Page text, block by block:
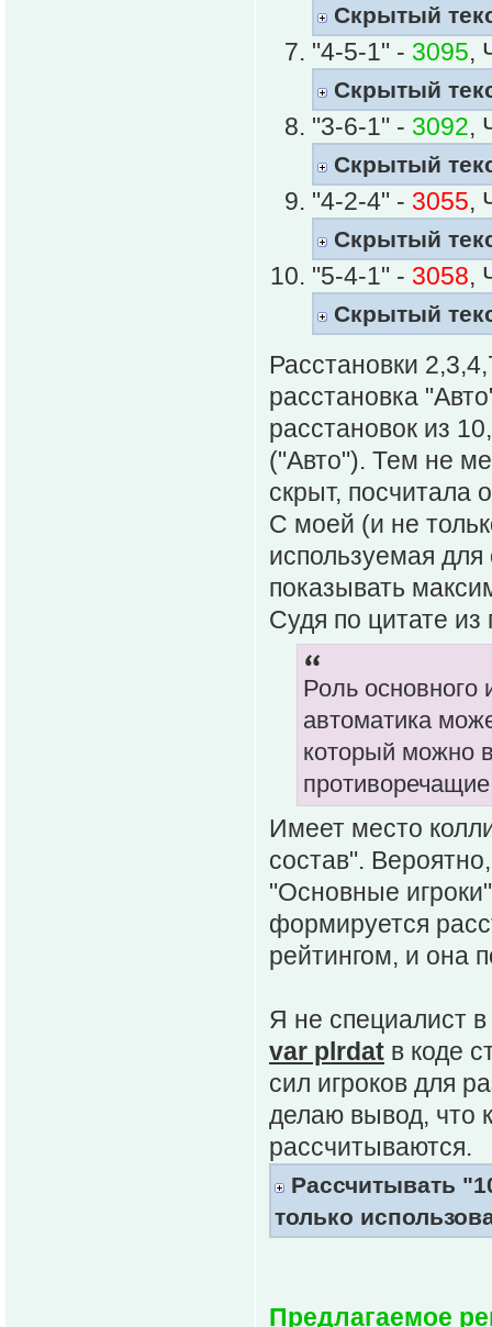
Скрытый
"4-5-1" - 3095,
Скрытый
"3-6-1" - 3092,
Скрытый
"4-2-4" - 3055,
Скрытый
"5-4-1" - 3058,
Скрытый
Расстановки
расстановка
расстановок из
("Авто"). Тем не
скрыт, посчитала
С моей (и не
используемая
показывать
Судя по цитате из
Роль основного
автоматика
который можно
Имеет место
состав".
"Основные
формируется
рейтингом, и она
Я не специалист
var plrdat в коде
сил игроков для
делаю вывод, что
рассчитываются.
Рассчитывать
только
Предлагаемое